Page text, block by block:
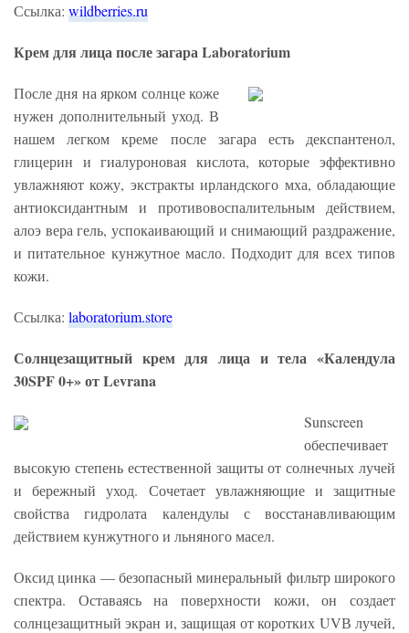
Ссылка: wildberries.ru
Крем для лица после загара Laboratorium
После дня на ярком солнце коже
нужен дополнительный уход. В
нашем легком креме после загара есть декспантенол,
глицерин и гиалуроновая кислота, которые эффективно
увлажняют кожу, экстракты ирландского мха, обладающие
антиоксидантным и противовоспалительным действием,
алоэ вера гель, успокаивающий и снимающий раздражение,
и питательное кунжутное масло. Подходит для всех типов
кожи.
Ссылка: laboratorium.store
Солнцезащитный крем для лица и тела «Календула
30SPF 0+» от Levrana
Sunscreen
обеспечивает
высокую степень естественной защиты от солнечных лучей
и бережный уход. Сочетает увлажняющие и защитные
свойства гидролата календулы с восстанавливающим
действием кунжутного и льняного масел.
Оксид цинка — безопасный минеральный фильтр широкого
спектра. Оставаясь на поверхности кожи, он создает
солнцезащитный экран и, защищая от коротких UVВ лучей,